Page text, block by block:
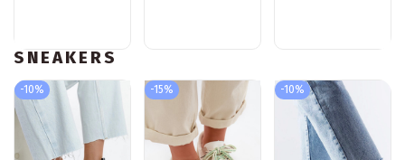
SNEAKERS
-10% -15% -10%